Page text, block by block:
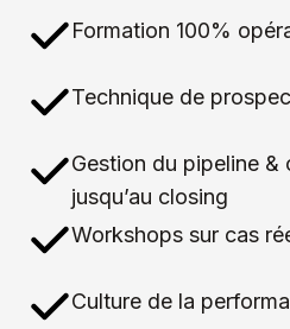
Formation 100%
Technique de
Gestion du pipeline &
jusqu’au closing
Workshops sur cas
Culture de la